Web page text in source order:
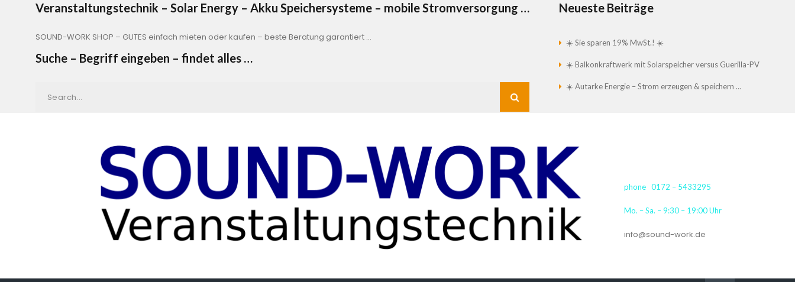
Veranstaltungstechnik – Solar Energy – Akku Speichersysteme – mobile Stromversorgung …
SOUND-WORK SHOP – GUTES einfach mieten oder kaufen – beste Beratung garantiert …
Suche – Begriff eingeben – findet alles …
Neueste Beiträge
☀️ Sie sparen 19% MwSt.! ☀️
☀️ Balkonkraftwerk mit Solarspeicher versus Guerilla-PV
☀️ Autarke Energie – Strom erzeugen & speichern …
phone 0172 – 5433295
Mo. – Sa. – 9:30 – 19:00 Uhr
info@sound-work.de